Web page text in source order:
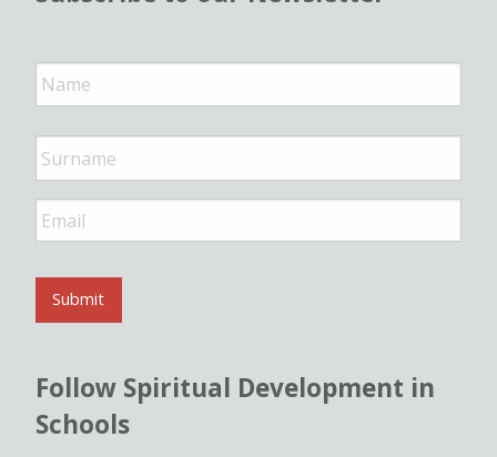
N
a
m
*
E
m
i
*
Submit
Follow Spiritual Development in
Schools